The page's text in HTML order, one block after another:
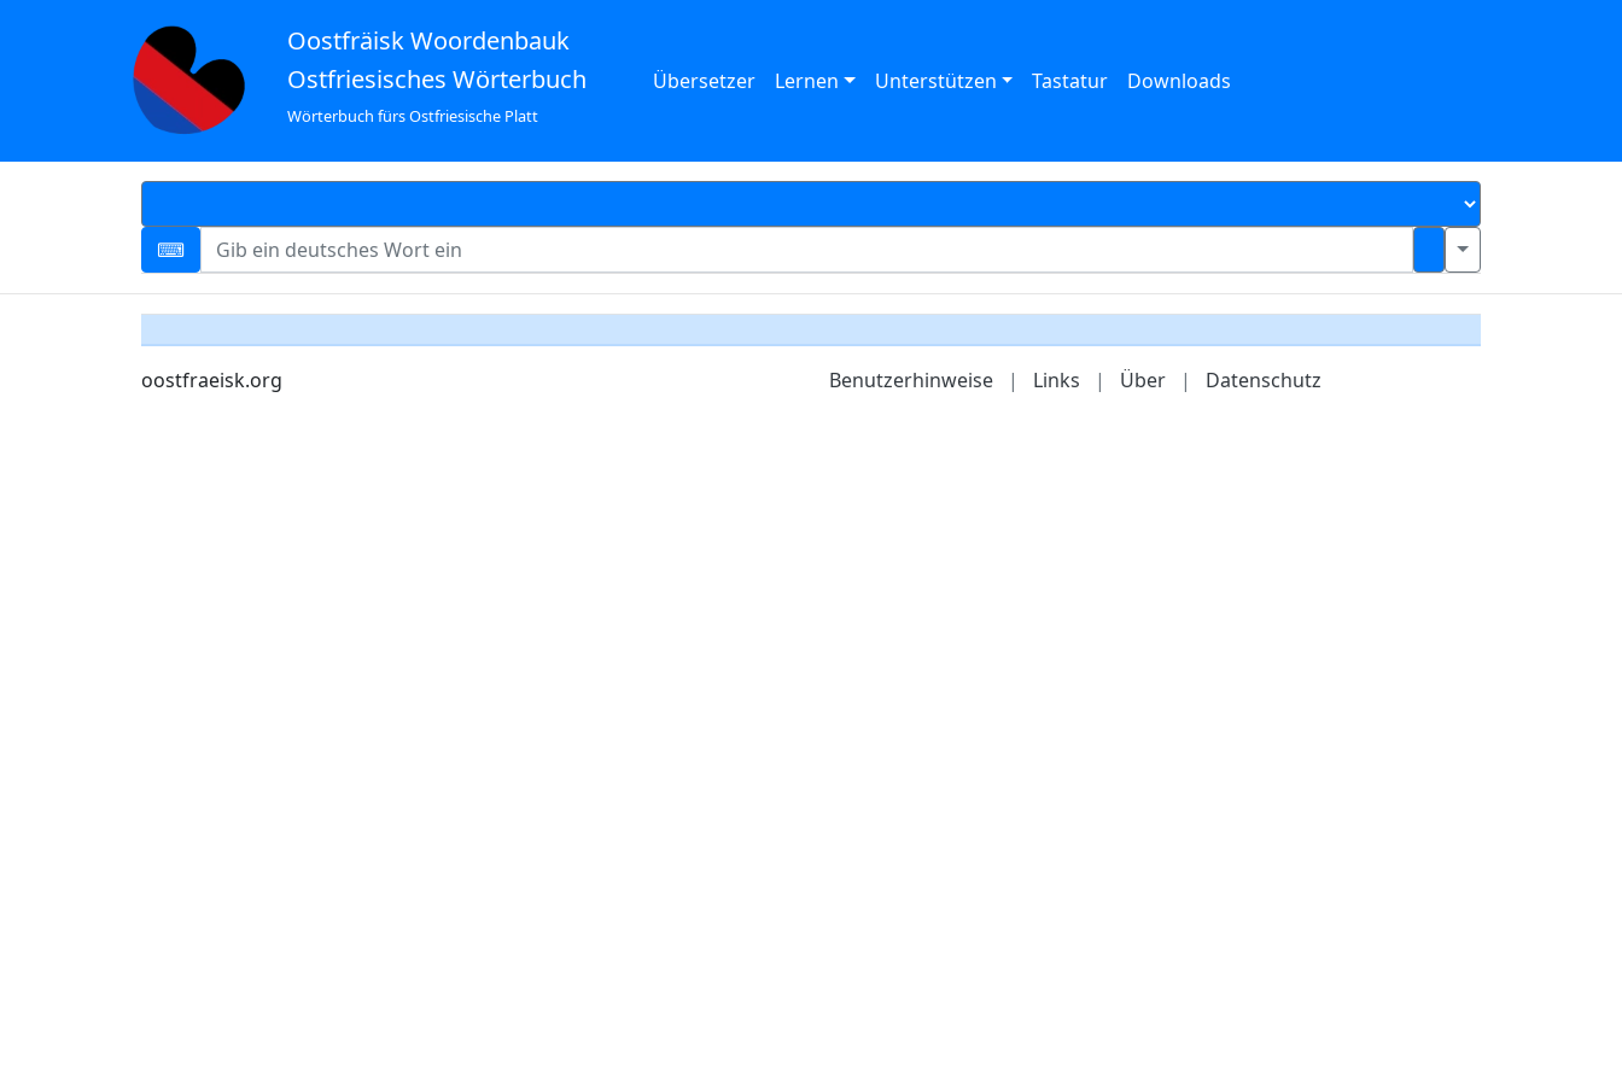
Oostfräisk Woordenbauk
Ostfriesisches Wörterbuch
Wörterbuch fürs Ostfriesische Platt
Übersetzer Lernen Unterstützen Tastatur Downloads
oostfraeisk.org Benutzerhinweise | Links | Über | Datenschutz